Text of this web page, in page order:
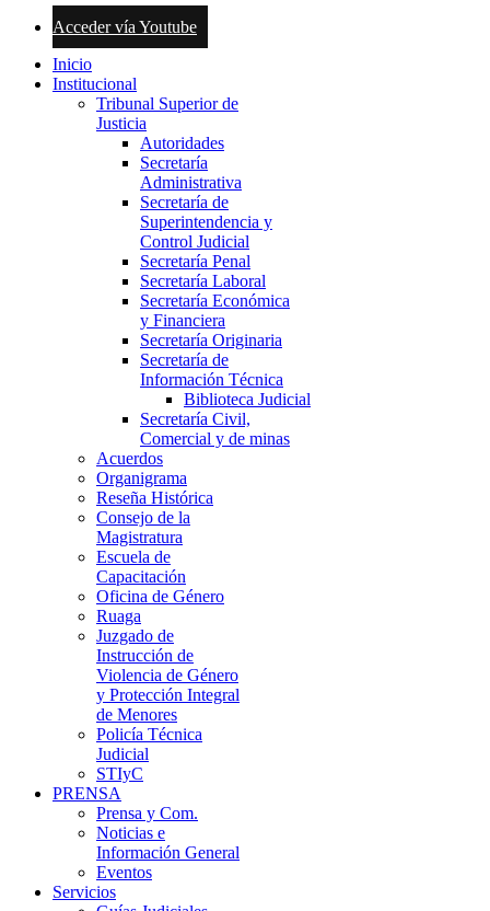
Acceder vía Youtube
Inicio
Institucional
Tribunal Superior de
Justicia
Autoridades
Secretaría
Administrativa
Secretaría de
Superintendencia y
Control Judicial
Secretaría Penal
Secretaría Laboral
Secretaría Económica
y Financiera
Secretaría Originaria
Secretaría de
Información Técnica
Biblioteca Judicial
Secretaría Civil,
Comercial y de minas
Acuerdos
Organigrama
Reseña Histórica
Consejo de la
Magistratura
Escuela de
Capacitación
Oficina de Género
Ruaga
Juzgado de
Instrucción de
Violencia de Género
y Protección Integral
de Menores
Policía Técnica
Judicial
STIyC
PRENSA
Prensa y Com.
Noticias e
Información General
Eventos
Servicios